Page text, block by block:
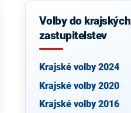
Volby do krajských
zastupitelstev
Krajské volby 2024
Krajské volby 2020
Krajské volby 2016